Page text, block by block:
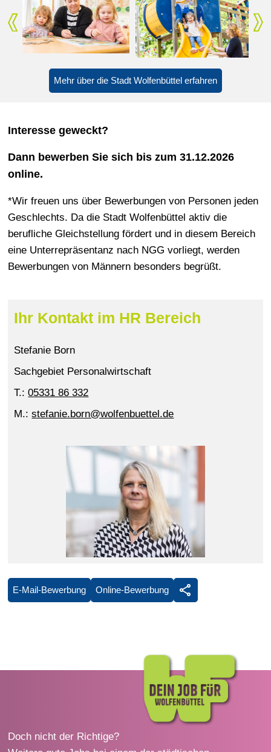
Mehr über die Stadt Wolfenbüttel erfahren
Interesse geweckt?
Dann bewerben Sie sich bis zum31.12.2026
online.
*Wir freuen uns über Bewerbungen von Personen jeden
Geschlechts. Da die Stadt Wolfenbüttel aktiv die
berufliche Gleichstellung fördert und in diesem Bereich
eine Unterrepräsentanz nach NGG vorliegt, werden
Bewerbungen von Männern besonders begrüßt.
Ihr Kontakt im HR Bereich
Stefanie Born
Sachgebiet Personalwirtschaft
T.:05331 86 332
M.:stefanie.born@wolfenbuettel.de
E-Mail-Bewerbung Online-Bewerbung
Doch nicht der Richtige?